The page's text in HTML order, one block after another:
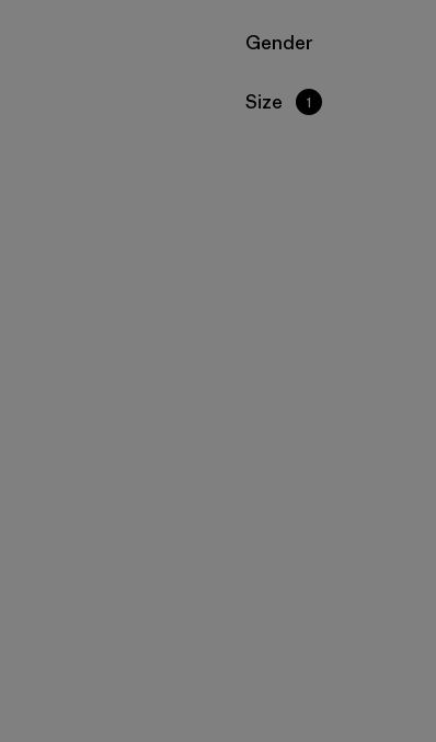
Filtrar por
Gender
Filtrar por
Size 1